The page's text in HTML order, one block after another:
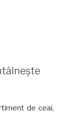
de ceai,